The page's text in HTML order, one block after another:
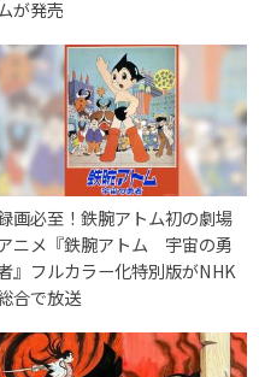
が発売
画必至！鉄腕アトム初の劇場
ニメ『鉄腕アトム 宇宙の勇
』フルカラー化特別版がNHK
合で放送